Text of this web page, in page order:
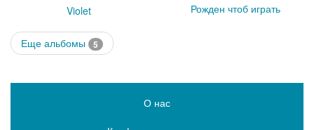
Violet Рожден чтоб играть
Еще альбомы 5
О нас